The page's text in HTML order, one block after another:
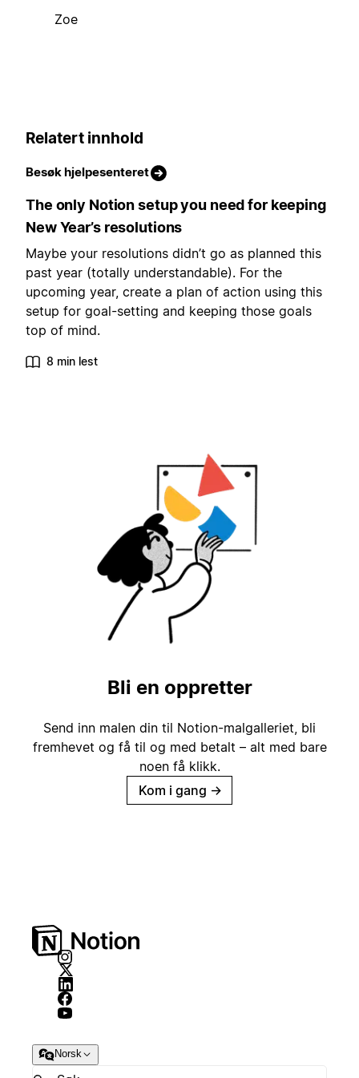
Zoe
Relatert innhold
Besøk hjelpesenteret
The only Notion setup you need for keeping
New Year’s resolutions
Maybe your resolutions didn’t go as planned this
past year (totally understandable). For the
upcoming year, create a plan of action using this
setup for goal-setting and keeping those goals
top of mind.
8 min lest
Bli en oppretter
Send inn malen din til Notion-malgalleriet, bli
fremhevet og få til og med betalt – alt med bare
noen få klikk.
Kom i gang →
Norsk